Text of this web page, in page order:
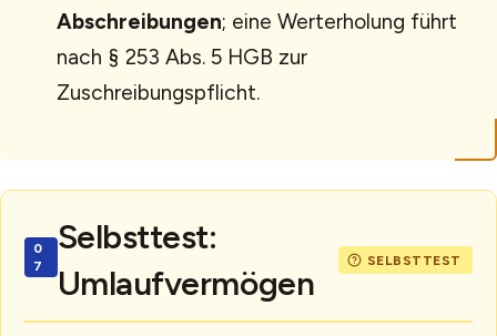
Abschreibungen; eine Werterholung führt
nach § 253 Abs. 5 HGB zur
Zuschreibungspflicht.
Selbsttest:
Umlaufvermögen